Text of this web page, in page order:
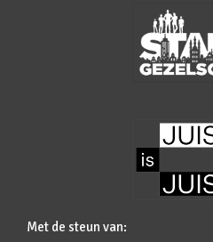
Met de steun van: